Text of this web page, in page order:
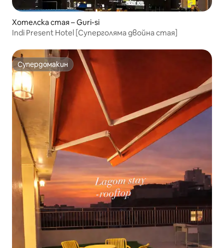
Хотелска стая – Guri-si
Indi Present Hotel [Суперголяма двойна стая]
Супердомакин
Супердомакин